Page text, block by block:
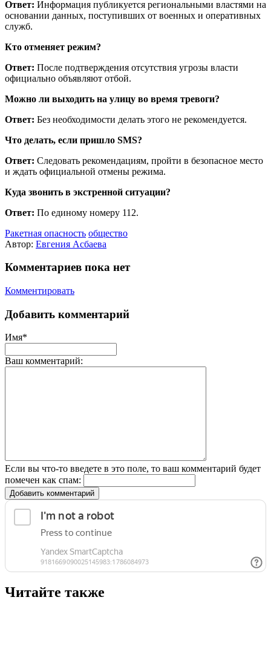
Ответ: Информация публикуется региональными властями на
основании данных, поступивших от военных и оперативных
служб.
Кто отменяет режим?
Ответ: После подтверждения отсутствия угрозы власти
официально объявляют отбой.
Можно ли выходить на улицу во время тревоги?
Ответ: Без необходимости делать этого не рекомендуется.
Что делать, если пришло SMS?
Ответ: Следовать рекомендациям, пройти в безопасное место
и ждать официальной отмены режима.
Куда звонить в экстренной ситуации?
Ответ: По единому номеру 112.
Ракетная опасность общество
Автор: Евгения Асбаева
Комментариев пока нет
Комментировать
Добавить комментарий
Имя*
Ваш комментарий:
Если вы что-то введете в это поле, то ваш комментарий будет
помечен как спам:
Добавить комментарий
Читайте также